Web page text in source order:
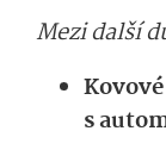
Mezi další
s